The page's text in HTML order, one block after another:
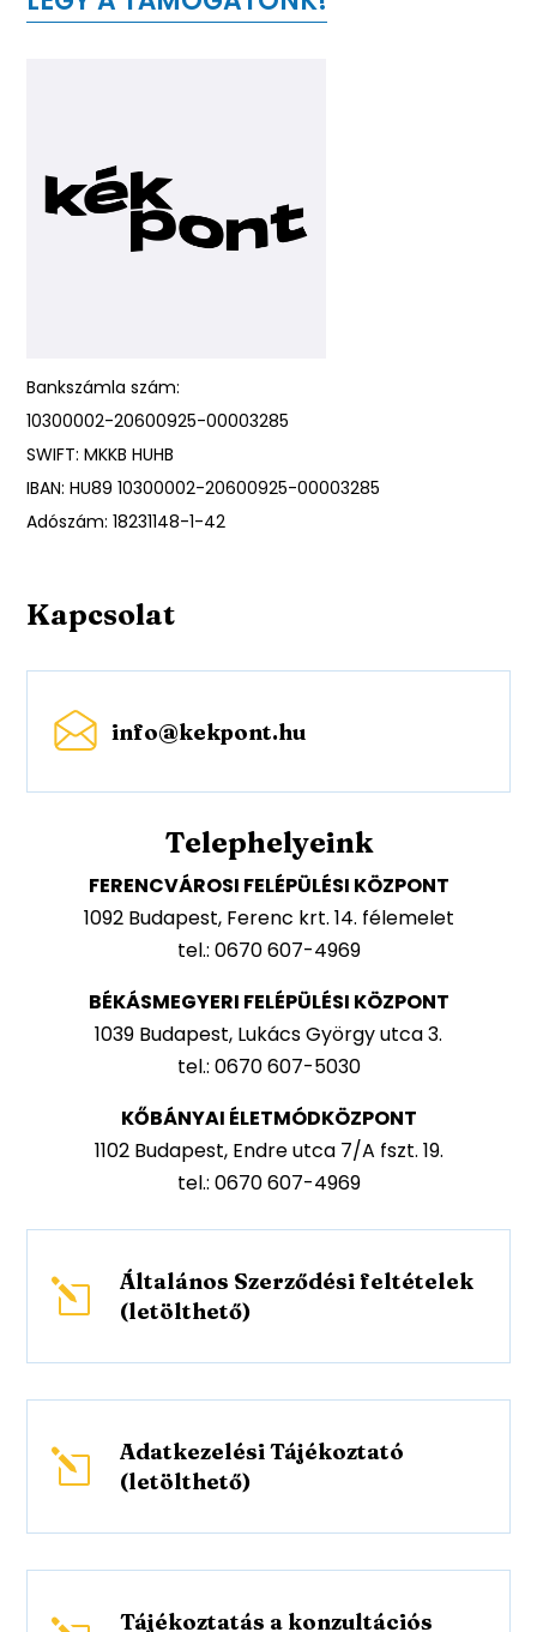
Bankszámla szám:
10300002-20600925-00003285
SWIFT: MKKB HUHB
IBAN: HU89 10300002-20600925-00003285
Adószám: 18231148-1-42
Kapcsolat
info@kekpont.hu
Telephelyeink
FERENCVÁROSI FELÉPÜLÉSI KÖZPONT
1092 Budapest, Ferenc krt. 14. félemelet
tel.: 0670 607-4969
BÉKÁSMEGYERI FELÉPÜLÉSI KÖZPONT
1039 Budapest, Lukács György utca 3.
tel.: 0670 607-5030
KŐBÁNYAI ÉLETMÓDKÖZPONT
1102 Budapest, Endre utca 7/A fszt. 19.
tel.: 0670 607-4969
l
Általános Szerződési feltételek
(letölthető)
l
Adatkezelési Tájékoztató
(letölthető)
Tájékoztatás a konzultációs